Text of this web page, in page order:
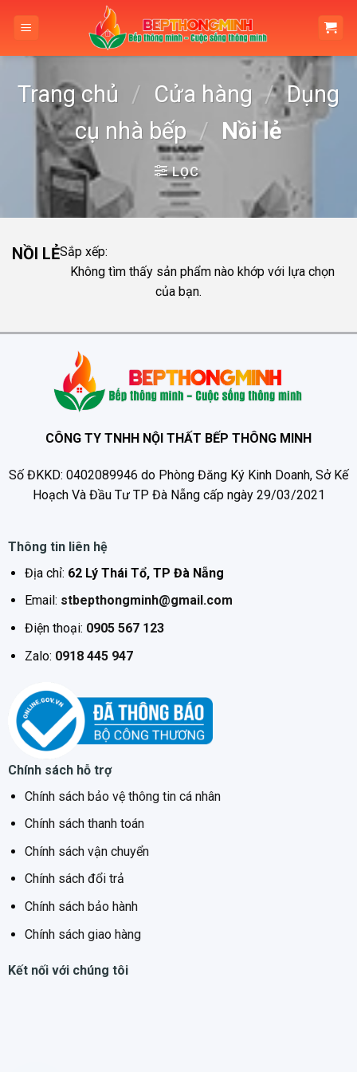
Trang chủ / Cửa hàng / Dụng
cụ nhà bếp / Nồi lẻ
LỌC
NỒI LẺSắp xếp:
Không tìm thấy sản phẩm nào khớp với lựa chọn
của bạn.
CÔNG TY TNHH NỘI THẤT BẾP THÔNG MINH
Số ĐKKD: 0402089946 do Phòng Đăng Ký Kinh Doanh, Sở Kế
Hoạch Và Đầu Tư TP Đà Nẵng cấp ngày 29/03/2021
Thông tin liên hệ
Địa chỉ: 62 Lý Thái Tổ, TP Đà Nẵng
Email: stbepthongminh@gmail.com
Điện thoại: 0905 567 123
Zalo: 0918 445 947
Chính sách hỗ trợ
Chính sách bảo vệ thông tin cá nhân
Chính sách thanh toán
Chính sách vận chuyển
Chính sách đổi trả
Chính sách bảo hành
Chính sách giao hàng
Kết nối với chúng tôi